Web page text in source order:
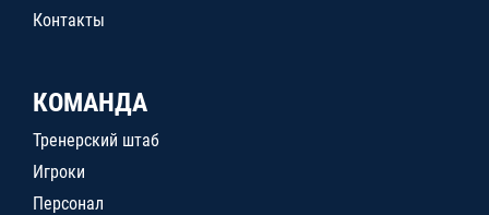
Контакты
КОМАНДА
Тренерский штаб
Игроки
Персонал